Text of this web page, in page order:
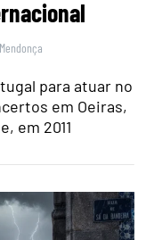
para atuar no
em Oeiras,
em 2011